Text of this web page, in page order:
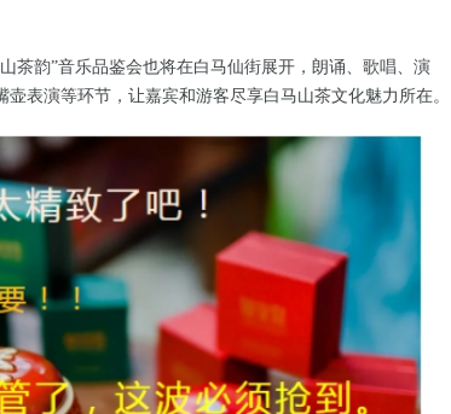
茶韵”音乐品鉴会也将在白马仙街展开，朗诵、歌唱、演
表演等环节，让嘉宾和游客尽享白马山茶文化魅力所在。